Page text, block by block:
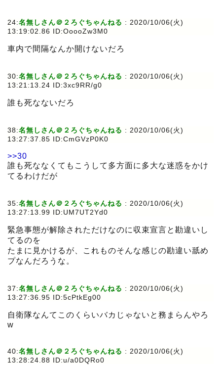
24:名無しさん＠２ろぐちゃんねる : 2020/10/06(火)
13:19:02.86 ID:OoooZw3M0
車内で間隔なんか開けないだろ
30:名無しさん＠２ろぐちゃんねる : 2020/10/06(火)
13:21:13.24 ID:3xc9RR/g0
誰も死なないだろ
38:名無しさん＠２ろぐちゃんねる : 2020/10/06(火)
13:27:37.85 ID:CmGVzP0K0
>>30
誰も死ななくてもこうして多方面に多大な迷惑をかけ
てるわけだが
35:名無しさん＠２ろぐちゃんねる : 2020/10/06(火)
13:27:13.99 ID:UM7UT2Yd0
緊急事態が解除されただけなのに収束宣言と勘違いし
てるのを
たまに見かけるが、これものそんな感じの勘違い舐め
プなんだろうな。
37:名無しさん＠２ろぐちゃんねる : 2020/10/06(火)
13:27:36.95 ID:5cPtkEg00
自衛隊なんてこのくらいバカじゃないと務まらんやろ
w
40:名無しさん＠２ろぐちゃんねる : 2020/10/06(火)
13:28:24.88 ID:u/a0DQRo0